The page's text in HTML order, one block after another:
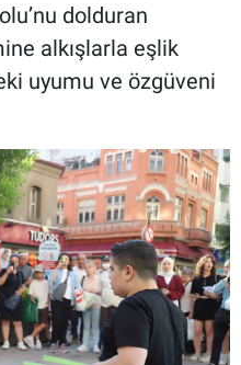
dolduran
alkışlarla eşlik
uyumu ve özgüveni